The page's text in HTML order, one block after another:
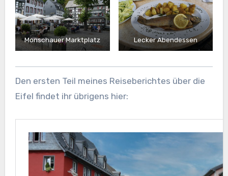
Monschauer Marktplatz Lecker Abendessen
Den ersten Teil meines Reiseberichtes über die
Eifel findet ihr übrigens hier: